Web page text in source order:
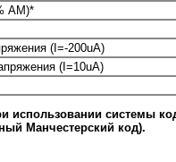
АМ)*
(I=-200uA)
(I=10uA)
использовании системы
Манчестерский код).